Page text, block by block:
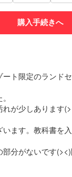
購入手続きへ
ト限定のランド
れが少しあります
ます。教科書を
分がないです